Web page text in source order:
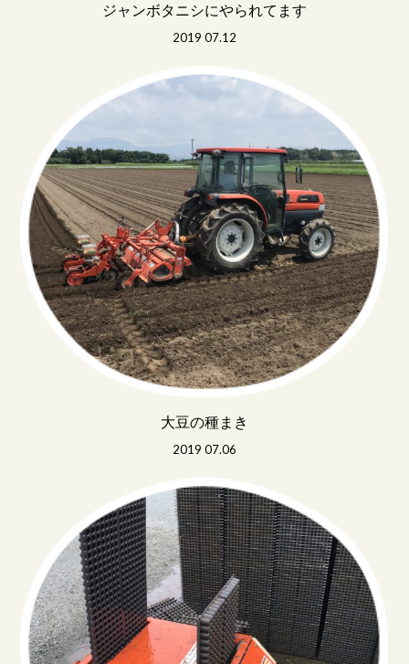
ジャンボタニシにやられてます
2019 07.12
大豆の種まき
2019 07.06